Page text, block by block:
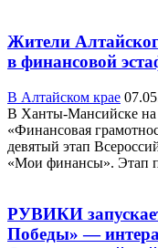
Жители
в финансовой
В Алтайском крае
В Ханты-Мансийске на
«Финансовая
девятый этап
«Мои финансы». Этап
РУВИКИ
Победы» —